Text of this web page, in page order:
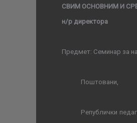
СВИМ ОСНОВНИМ И
н/р директора
Предмет: Семинар за
Поштовани,
Републички